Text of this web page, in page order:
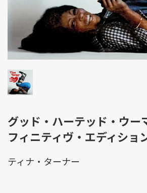
グッド・ハーテッド・ウー
フィニティヴ・エディショ
ティナ・ターナー